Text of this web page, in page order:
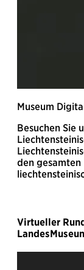
Museum
Besuchen Sie
den
Virtueller